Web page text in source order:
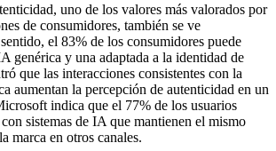
uno de los valores más valorados por
de consumidores, también se ve
el 83% de los consumidores puede
genérica y una adaptada a la identidad de
que las interacciones consistentes con la
aumentan la percepción de autenticidad en un
indica que el 77% de los usuarios
sistemas de IA que mantienen el mismo
marca en otros canales.